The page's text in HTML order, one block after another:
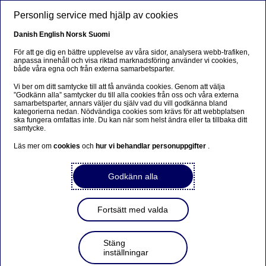
Nordea Bank Abp: Återköp
av egna aktier den
14.04.2022
2022-04-14 21:30
Nordea Bank Abp
Börsmeddelande – Förändringar i återköpta aktier
14.04.2022 kl. 22.30 EET
Nordea Bank Abp (LEI-kod:
529900ODI3047E2LIV03) har den 14.04.2022 slutfört
återköp av egna aktier (ISIN-kod: FI4000297767)
Personlig service med hjälp av cookies
Danish English Norsk Suomi
För att ge dig en bättre upplevelse av våra sidor, analysera webb-trafiken,
anpassa innehåll och visa riktad marknadsföring använder vi cookies,
både våra egna och från externa samarbetsparter.
Vi ber om ditt samtycke till att få använda cookies. Genom att välja
”Godkänn alla” samtycker du till alla cookies från oss och våra externa
samarbetsparter, annars väljer du själv vad du vill godkänna bland
kategorierna nedan. Nödvändiga cookies som krävs för att webbplatsen
ska fungera omfattas inte. Du kan när som helst ändra eller ta tillbaka ditt
samtycke.
Läs mer omcookiesoch hur vi behandlar personuppgifter .
Godkänn alla
Fortsätt med valda
Stäng
inställningar